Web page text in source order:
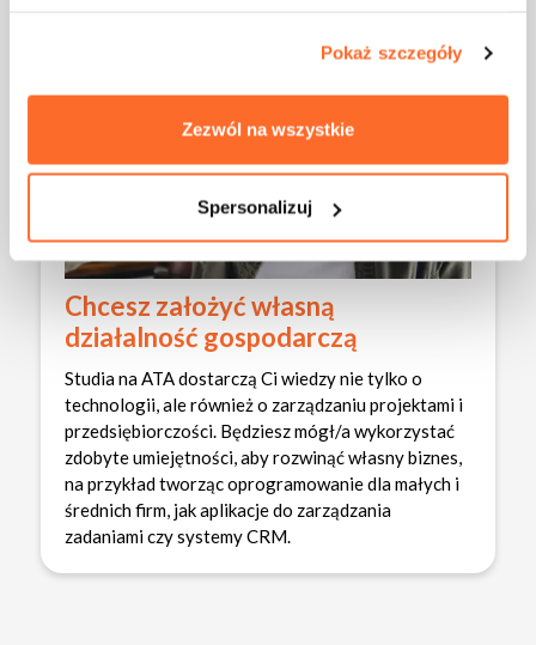
Pokaż szczegóły
Zezwól na wszystkie
Spersonalizuj
Chcesz założyć własną
działalność gospodarczą
Studia na ATA dostarczą Ci wiedzy nie tylko o
technologii, ale również o zarządzaniu projektami i
przedsiębiorczości. Będziesz mógł/a wykorzystać
zdobyte umiejętności, aby rozwinąć własny biznes,
na przykład tworząc oprogramowanie dla małych i
średnich firm, jak aplikacje do zarządzania
zadaniami czy systemy CRM.